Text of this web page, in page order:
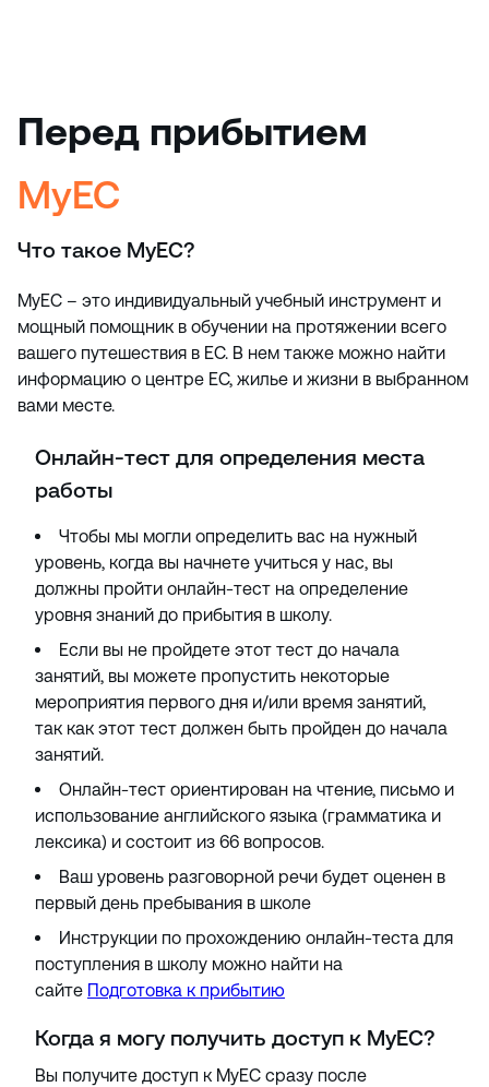
Перед прибытием
MyEC
Что такое MyEC?
MyEC – это индивидуальный учебный инструмент и
мощный помощник в обучении на протяжении всего
вашего путешествия в EC. В нем также можно найти
информацию о центре EC, жилье и жизни в выбранном
вами месте.
Онлайн-тест для определения места
работы
Чтобы мы могли определить вас на нужный
уровень, когда вы начнете учиться у нас, вы
должны пройти онлайн-тест на определение
уровня знаний до прибытия в школу.
Если вы не пройдете этот тест до начала
занятий, вы можете пропустить некоторые
мероприятия первого дня и/или время занятий,
так как этот тест должен быть пройден до начала
занятий.
Онлайн-тест ориентирован на чтение, письмо и
использование английского языка (грамматика и
лексика) и состоит из 66 вопросов.
Ваш уровень разговорной речи будет оценен в
первый день пребывания в школе
Инструкции по прохождению онлайн-теста для
поступления в школу можно найти на
сайте Подготовка к прибытию
Когда я могу получить доступ к MyEC?
Вы получите доступ к MyEC сразу после